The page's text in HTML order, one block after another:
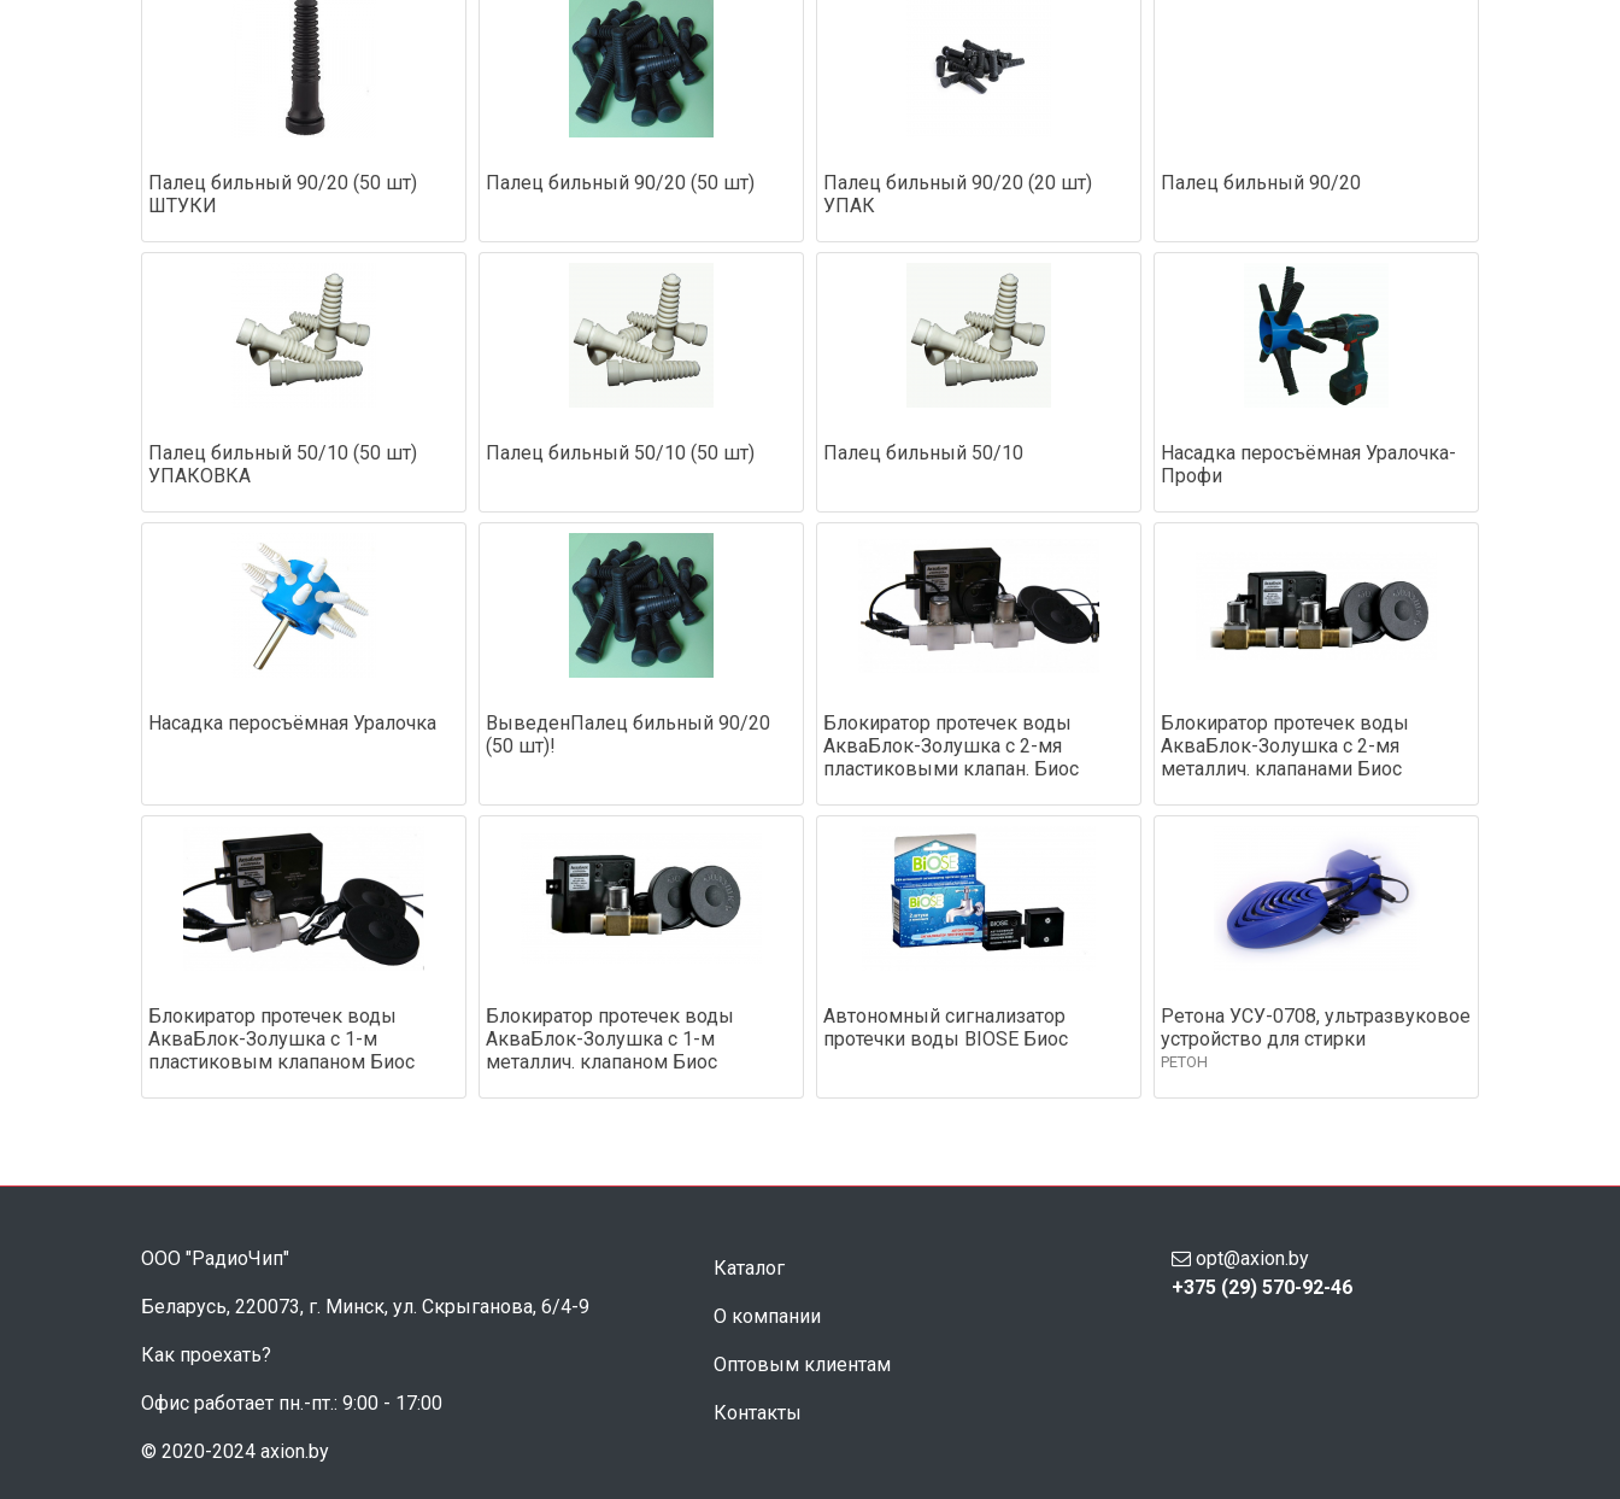
Палец бильный 90/20 (50 шт)
ШТУКИ
Палец бильный 90/20 (50 шт)
Палец бильный 90/20 (20 шт)
УПАК
Палец бильный 90/20
Палец бильный 50/10 (50 шт)
УПАКОВКА
Палец бильный 50/10 (50 шт) Палец бильный 50/10
Насадка перосъёмная Уралочка-
Профи
Насадка перосъёмная Уралочка
ВыведенПалец бильный 90/20
(50 шт)!
Блокиратор протечек воды
АкваБлок-Золушка с 2-мя
пластиковыми клапан. Биос
Блокиратор протечек воды
АкваБлок-Золушка с 2-мя
металлич. клапанами Биос
Блокиратор протечек воды
АкваБлок-Золушка с 1-м
пластиковым клапаном Биос
Блокиратор протечек воды
АкваБлок-Золушка с 1-м
металлич. клапаном Биос
Автономный сигнализатор
протечки воды BIOSE Биос
Ретона УСУ-0708, ультразвуковое
устройство для стирки
РЕТОН
ООО "РадиоЧип"
Беларусь, 220073, г. Минск, ул. Скрыганова, 6/4-9
Как проехать?
Офис работает пн.-пт.: 9:00 - 17:00
© 2020-2024 axion.by
Каталог
О компании
Оптовым клиентам
Контакты
opt@axion.by
+375 (29) 570-92-46